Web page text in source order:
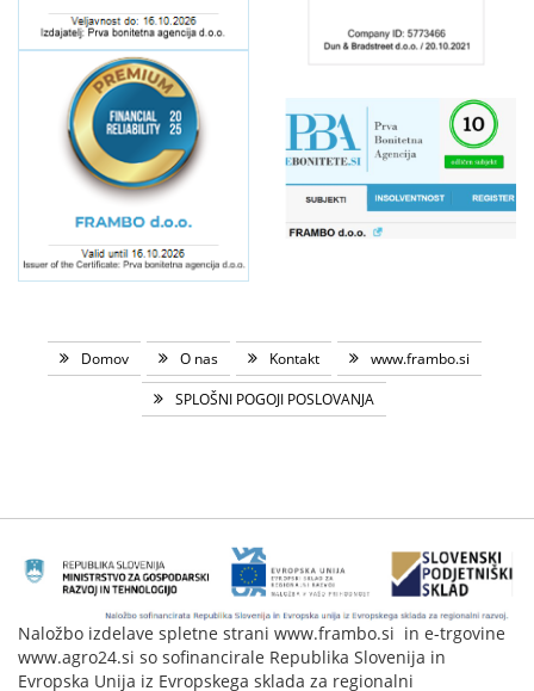
Domov O nas Kontakt
www.frambo.si
SPLOŠNI POGOJI POSLOVANJA
Naložbo izdelave spletne strani www.frambo.si in e-trgovine
www.agro24.si so sofinancirale Republika Slovenija in
Evropska Unija iz Evropskega sklada za regionalni